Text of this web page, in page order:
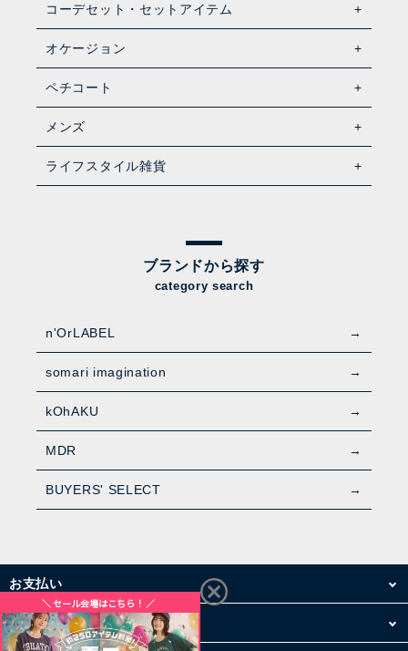
コーデセット・セットアイテム
オケージョン
ペチコート
メンズ
ライフスタイル雑貨
ブランドから探す
category search
n'OrLABEL
somari imagination
kOhAKU
MDR
BUYERS' SELECT
お支払い
配送・送料